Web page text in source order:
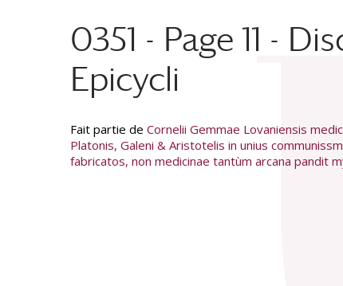
0351 - Page 11 -
Epicycli
Fait partie de Cornelii Gemmae Lovaniensis
Platonis, Galeni & Aristotelis in unius
fabricatos, non medicinae tantùm arcana pandit